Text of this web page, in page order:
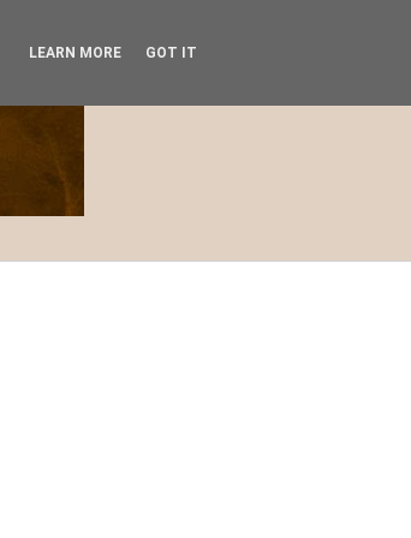
LEARN MORE GOT IT